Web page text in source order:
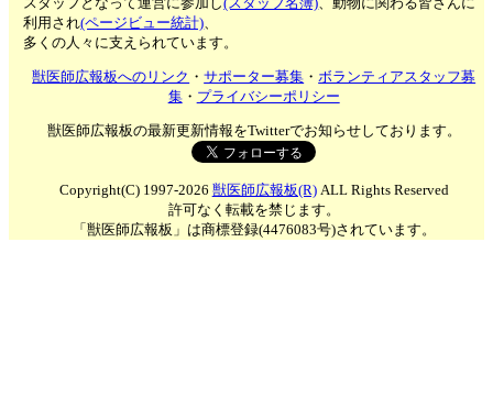
利用され(ページビュー統計)、
多くの人々に支えられています。
獣医師広報板へのリンク ・サポーター募集 ・ボランティアスタッフ募
集・ プライバシーポリシー
獣医師広報板の最新更新情報をTwitterでお知らせしております。
Copyright(C) 1997-2026 獣医師広報板(R)ALL Rights Reserved
許可なく転載を禁じます。
「獣医師広報板」は商標登録(4476083号)されています。